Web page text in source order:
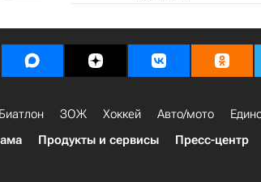
Биатлон ЗОЖ Хоккей Авто/мото
Продукты и сервисы Пресс-центр